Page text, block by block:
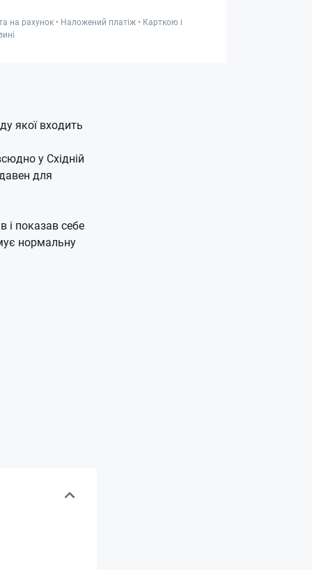
на рахунок • Наложений платіж • Карткою і
якої входить
у Східній
для
і показав себе
нормальну